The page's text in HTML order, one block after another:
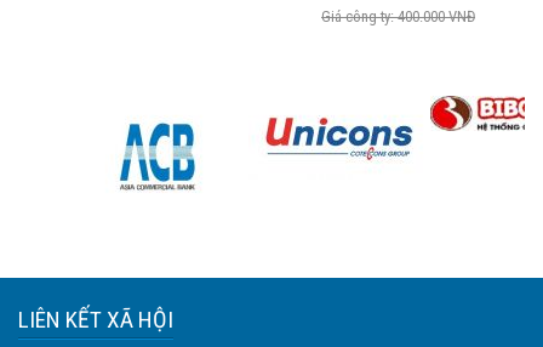
Giá công ty: 400.000 VNĐ
LIÊN KẾT XÃ HỘI